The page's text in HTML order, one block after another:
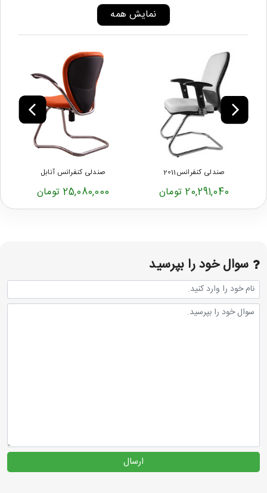
نمایش همه
صندلی کنفرانس2011
20,291,040 تومان
صندلی کنفرانس آنابل
25,080,000 تومان
سوال خود را بپرسید
ارسال